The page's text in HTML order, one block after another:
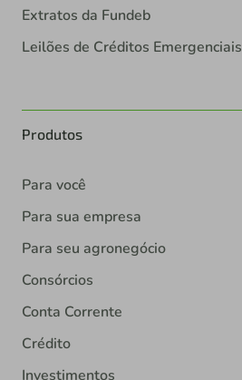
Extratos da Fundeb
Leilões de Créditos Emergenciais
Produtos
Para você
Para sua empresa
Para seu agronegócio
Consórcios
Conta Corrente
Crédito
Investimentos